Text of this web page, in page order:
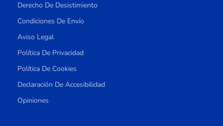
Derecho De Desistimiento
Condiciones De Envío
Aviso Legal
Política De Privacidad
Política De Cookies
Declaración De Accesibilidad
Opiniones